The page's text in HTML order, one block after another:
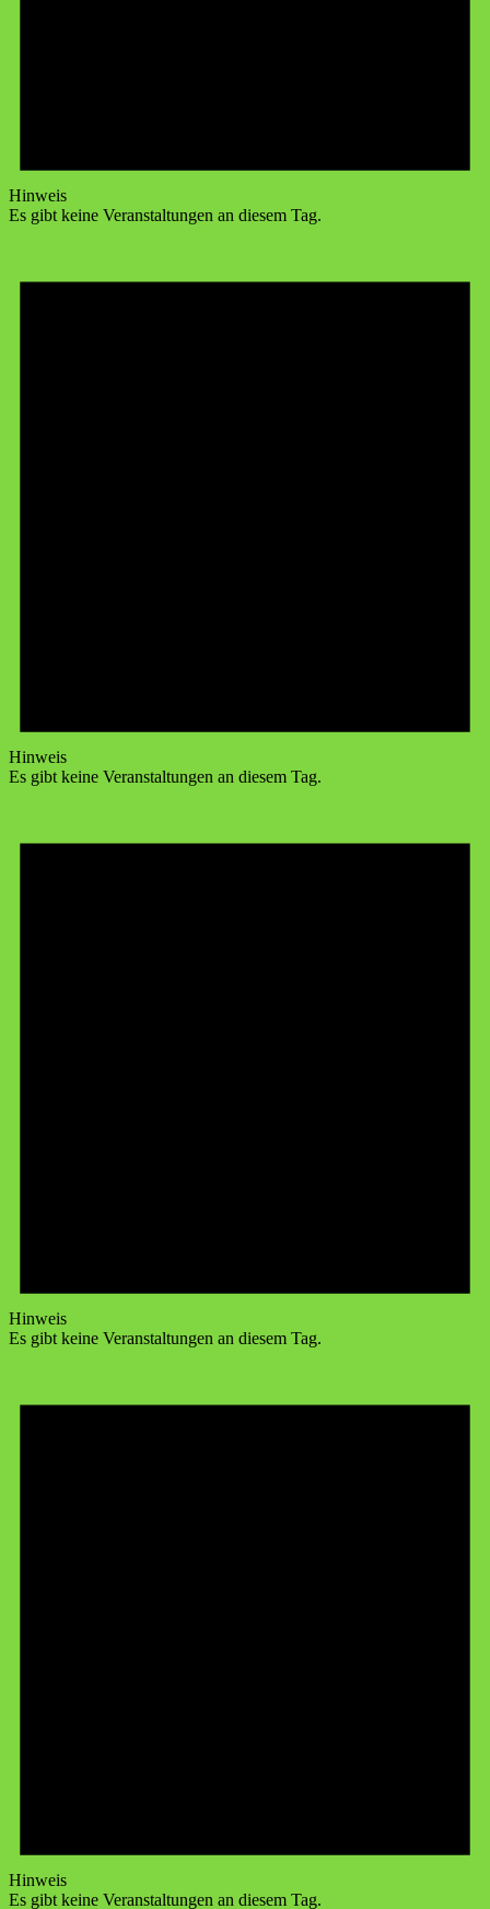
Hinweis
Es gibt keine Veranstaltungen an diesem Tag.
Hinweis
Es gibt keine Veranstaltungen an diesem Tag.
Hinweis
Es gibt keine Veranstaltungen an diesem Tag.
Hinweis
Es gibt keine Veranstaltungen an diesem Tag.